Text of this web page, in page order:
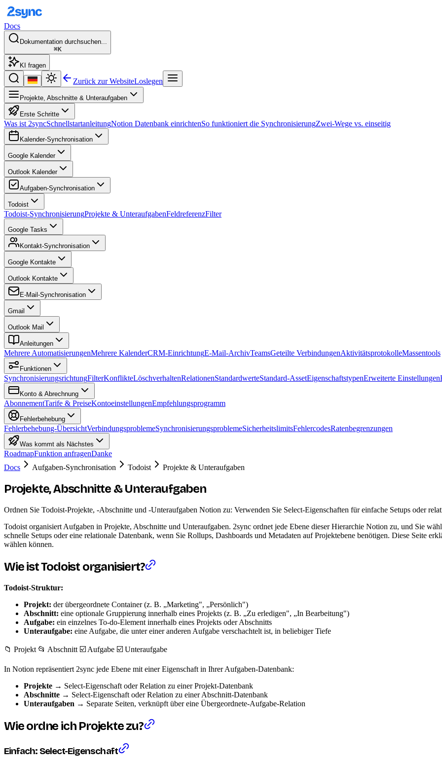
Docs
Dokumentation durchsuchen...
⌘K
KI fragen
Zurück zur WebsiteLoslegen
Projekte, Abschnitte & Unteraufgaben
Erste Schritte
Was ist 2syncSchnellstartanleitungNotion Datenbank einrichtenSo funktioniert die SynchronisierungZwei-Wege vs. einseitig
Kalender-Synchronisation
Google Kalender
Outlook Kalender
Aufgaben-Synchronisation
Todoist
Todoist-SynchronisierungProjekte & UnteraufgabenFeldreferenzFilter
Google Tasks
Kontakt-Synchronisation
Google Kontakte
Outlook Kontakte
E-Mail-Synchronisation
Gmail
Outlook Mail
Anleitungen
Mehrere AutomatisierungenMehrere KalenderCRM-EinrichtungE-Mail-ArchivTeamsGeteilte VerbindungenAktivitätsprotokolleMassentools
Funktionen
SynchronisierungsrichtungFilterKonflikteLöschverhaltenRelationenStandardwerteStandard-AssetEigenschaftstypenErweiterte Einstellungen
Konto & Abrechnung
AbonnementTarife & PreiseKontoeinstellungenEmpfehlungsprogramm
Fehlerbehebung
Fehlerbehebung-ÜbersichtVerbindungsproblemeSynchronisierungsproblemeSicherheitslimitsFehlercodesRatenbegrenzungen
Was kommt als Nächstes
RoadmapFunktion anfragenDanke
Docs
Aufgaben-Synchronisation Todoist Projekte & Unteraufgaben
Projekte, Abschnitte & Unteraufgaben
Ordnen Sie Todoist-Projekte, -Abschnitte und -Unteraufgaben Notion zu: Verwenden Sie Select-Eigenschaften für einfache Setups oder
Todoist organisiert Aufgaben in Projekte, Abschnitte und Unteraufgaben. 2sync ordnet jede Ebene dieser Hierarchie Notion zu, und Sie
schnelle Setups oder eine relationale Datenbank, wenn Sie Rollups, Dashboards und Metadaten auf Projektebene benötigen. Diese Seite
wählen können.
Wie ist Todoist organisiert?
Todoist-Struktur:
Projekt: der übergeordnete Container (z. B. „Marketing", „Persönlich")
Abschnitt: eine optionale Gruppierung innerhalb eines Projekts (z. B. „Zu erledigen", „In Bearbeitung")
Aufgabe: ein einzelnes To-do-Element innerhalb eines Projekts oder Abschnitts
Unteraufgabe: eine Aufgabe, die unter einer anderen Aufgabe verschachtelt ist, in beliebiger Tiefe
📁 Projekt 📂 Abschnitt ☑️ Aufgabe ☑️ Unteraufgabe
In Notion repräsentiert 2sync jede Ebene mit einer Eigenschaft in Ihrer Aufgaben-Datenbank:
Projekte → Select-Eigenschaft oder Relation zu einer Projekt-Datenbank
Abschnitte → Select-Eigenschaft oder Relation zu einer Abschnitt-Datenbank
Unteraufgaben → Separate Seiten, verknüpft über eine Übergeordnete-Aufgabe-Relation
Wie ordne ich Projekte zu?
Einfach: Select-Eigenschaft